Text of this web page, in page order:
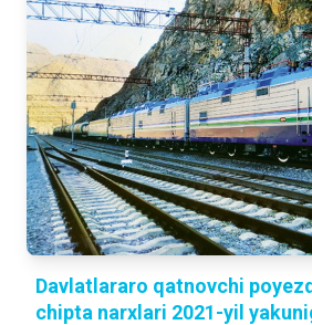
Davlatlararo qatnovchi
chipta narxlari 2021-yil